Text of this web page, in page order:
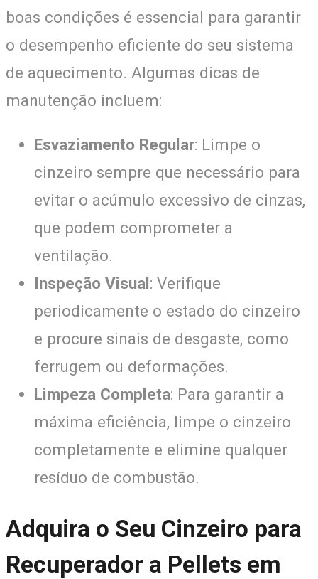
boas condições é essencial para garantir
o desempenho eficiente do seu sistema
de aquecimento. Algumas dicas de
manutenção incluem:
Esvaziamento Regular: Limpe o
cinzeiro sempre que necessário para
evitar o acúmulo excessivo de cinzas,
que podem comprometer a
ventilação.
Inspeção Visual: Verifique
periodicamente o estado do cinzeiro
e procure sinais de desgaste, como
ferrugem ou deformações.
Limpeza Completa: Para garantir a
máxima eficiência, limpe o cinzeiro
completamente e elimine qualquer
resíduo de combustão.
Adquira o Seu Cinzeiro para
Recuperador a Pellets em